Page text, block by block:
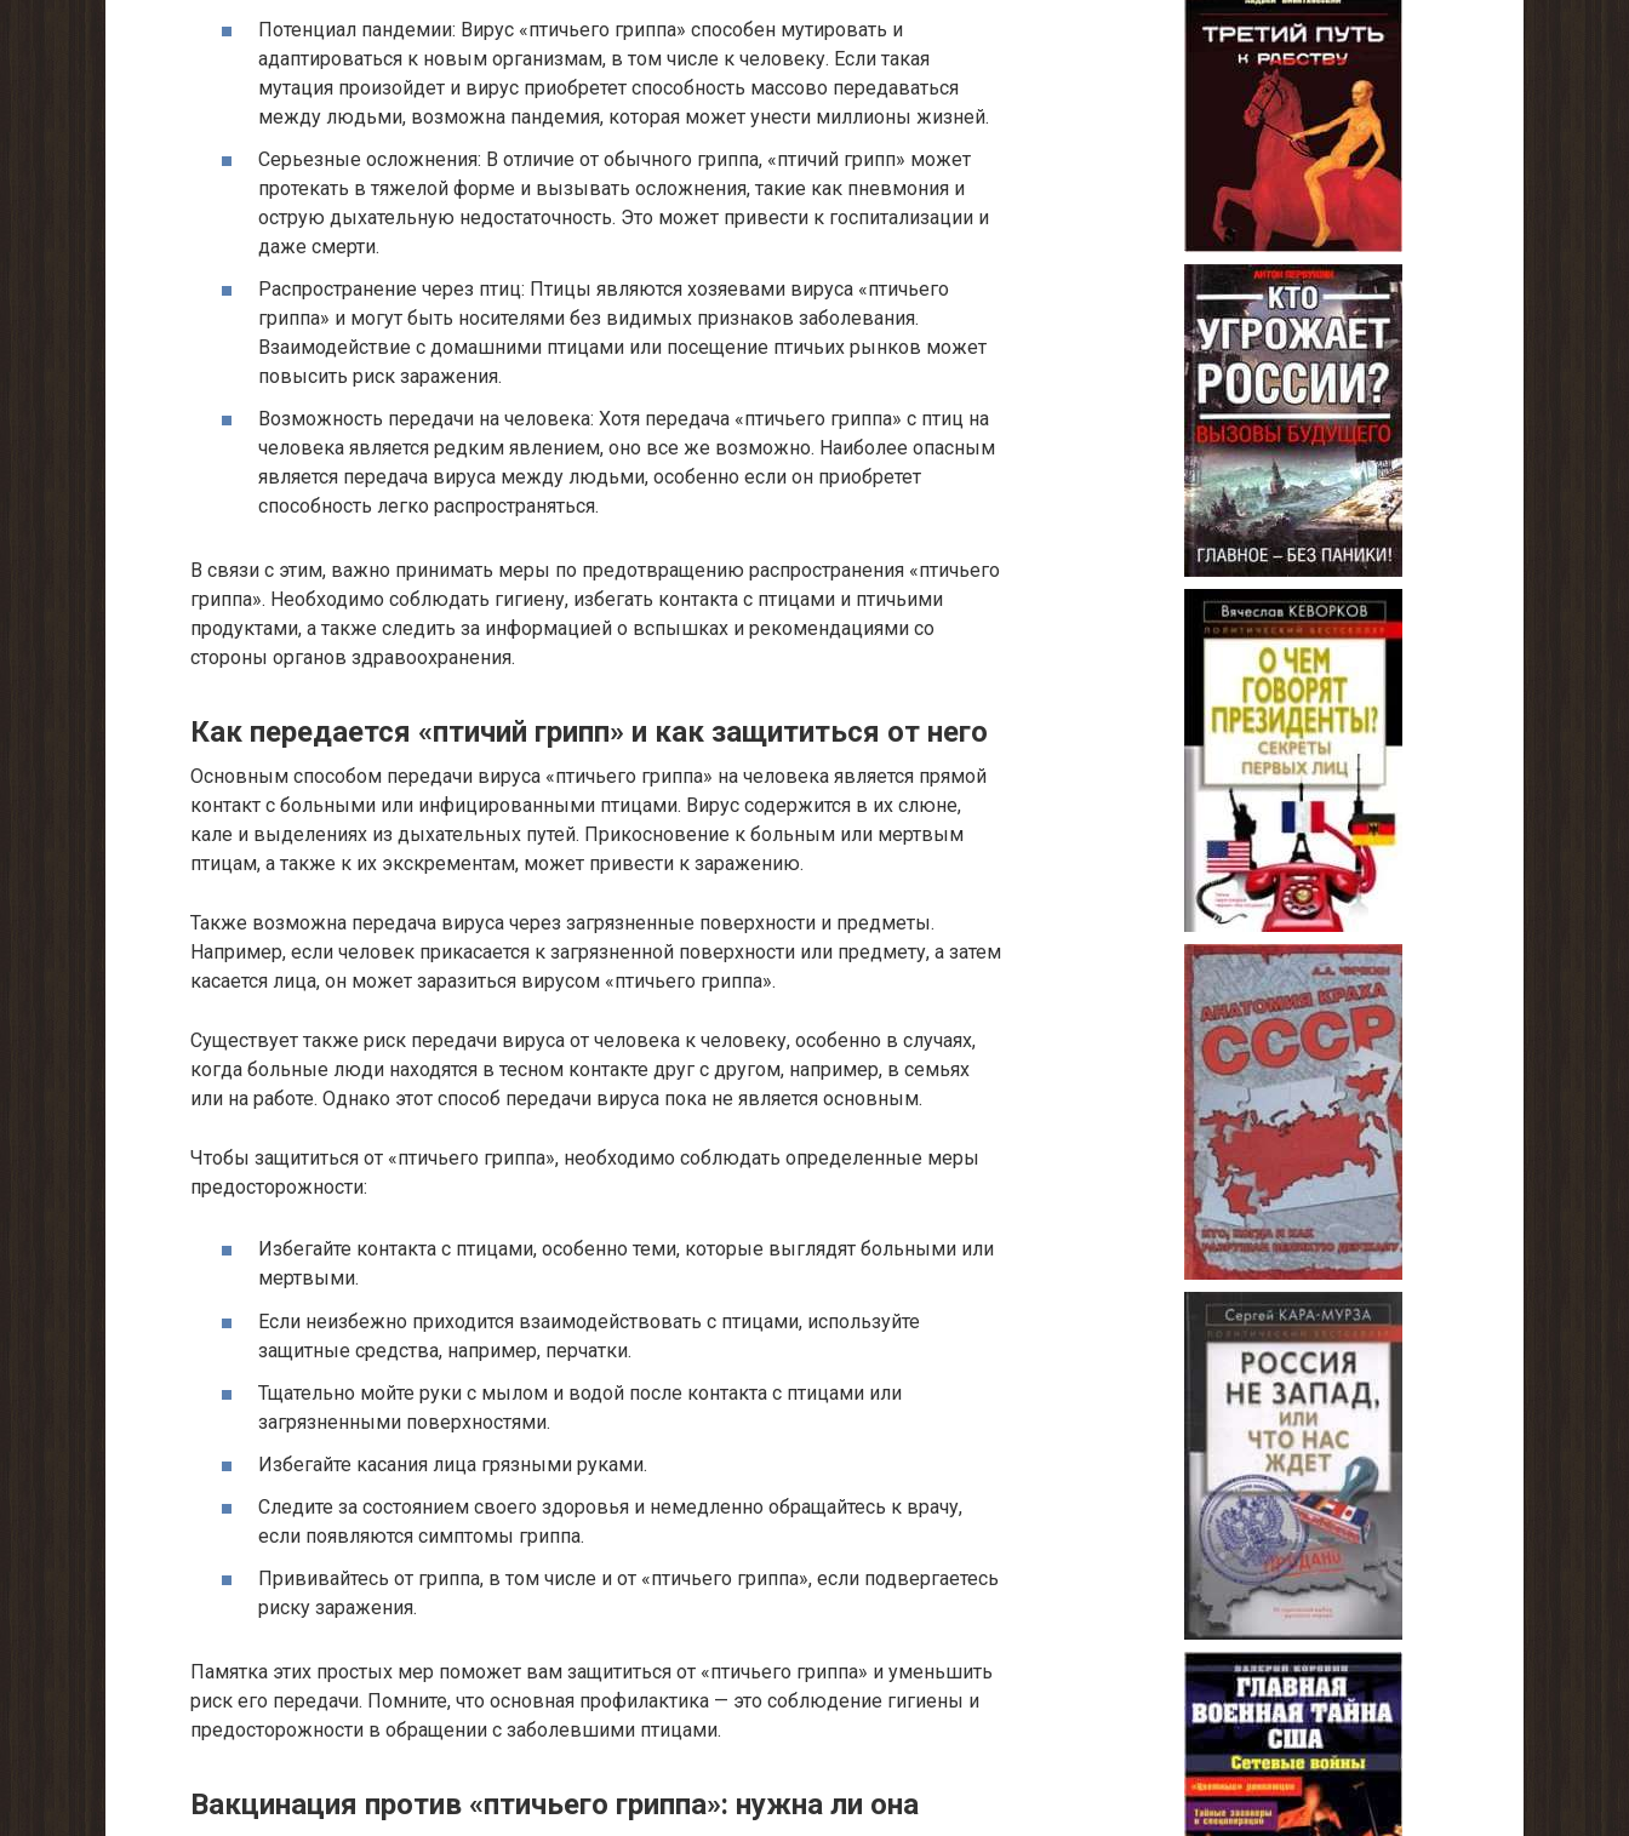
Потенциал пандемии: Вирус «птичьего гриппа» способен мутировать и
адаптироваться к новым организмам, в том числе к человеку. Если такая
мутация произойдет и вирус приобретет способность массово передаваться
между людьми, возможна пандемия, которая может унести миллионы жизней.
Серьезные осложнения: В отличие от обычного гриппа, «птичий грипп» может
протекать в тяжелой форме и вызывать осложнения, такие как пневмония и
острую дыхательную недостаточность. Это может привести к госпитализации и
даже смерти.
Распространение через птиц: Птицы являются хозяевами вируса «птичьего
гриппа» и могут быть носителями без видимых признаков заболевания.
Взаимодействие с домашними птицами или посещение птичьих рынков может
повысить риск заражения.
Возможность передачи на человека: Хотя передача «птичьего гриппа» с птиц на
человека является редким явлением, оно все же возможно. Наиболее опасным
является передача вируса между людьми, особенно если он приобретет
способность легко распространяться.
В связи с этим, важно принимать меры по предотвращению распространения «птичьего
гриппа». Необходимо соблюдать гигиену, избегать контакта с птицами и птичьими
продуктами, а также следить за информацией о вспышках и рекомендациями со
стороны органов здравоохранения.
Как передается «птичий грипп» и как защититься от него
Основным способом передачи вируса «птичьего гриппа» на человека является прямой
контакт с больными или инфицированными птицами. Вирус содержится в их слюне,
кале и выделениях из дыхательных путей. Прикосновение к больным или мертвым
птицам, а также к их экскрементам, может привести к заражению.
Также возможна передача вируса через загрязненные поверхности и предметы.
Например, если человек прикасается к загрязненной поверхности или предмету, а затем
касается лица, он может заразиться вирусом «птичьего гриппа».
Существует также риск передачи вируса от человека к человеку, особенно в случаях,
когда больные люди находятся в тесном контакте друг с другом, например, в семьях
или на работе. Однако этот способ передачи вируса пока не является основным.
Чтобы защититься от «птичьего гриппа», необходимо соблюдать определенные меры
предосторожности:
Избегайте контакта с птицами, особенно теми, которые выглядят больными или
мертвыми.
Если неизбежно приходится взаимодействовать с птицами, используйте
защитные средства, например, перчатки.
Тщательно мойте руки с мылом и водой после контакта с птицами или
загрязненными поверхностями.
Избегайте касания лица грязными руками.
Следите за состоянием своего здоровья и немедленно обращайтесь к врачу,
если появляются симптомы гриппа.
Прививайтесь от гриппа, в том числе и от «птичьего гриппа», если подвергаетесь
риску заражения.
Памятка этих простых мер поможет вам защититься от «птичьего гриппа» и уменьшить
риск его передачи. Помните, что основная профилактика — это соблюдение гигиены и
предосторожности в обращении с заболевшими птицами.
Вакцинация против «птичьего гриппа»: нужна ли она